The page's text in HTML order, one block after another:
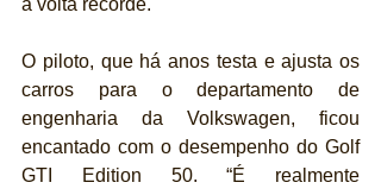
O piloto, que há anos testa e ajusta os
carros para o departamento de
engenharia da Volkswagen, ficou
encantado com o desempenho do Golf
GTI Edition 50. “É realmente